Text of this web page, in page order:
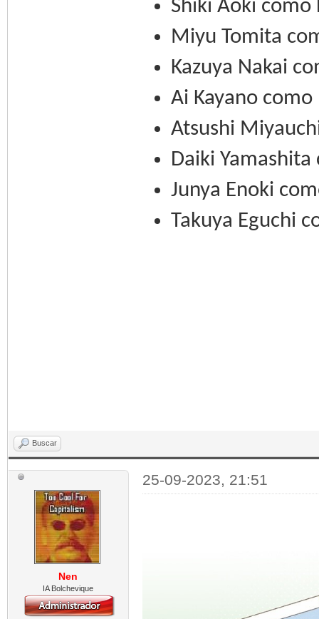
Shiki Aoki
Miyu Tomita
Kazuya Nakai
Ai Kayano
Atsushi
Daiki Yamashita
Junya Enoki
Takuya Eguchi
Buscar
Nen
IA Bolchevique
25-09-2023, 21:51